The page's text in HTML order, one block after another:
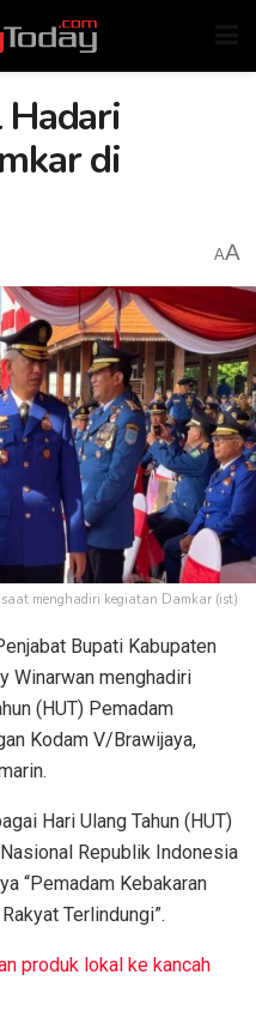
di
AA
menghadiri kegiatan Damkar (ist)
Bupati Kabupaten
Winarwan menghadiri
(HUT) Pemadam
Kodam V/Brawijaya,
Hari Ulang Tahun (HUT)
Republik Indonesia
“Pemadam Kebakaran
Terlindungi”.
produk lokal ke kancah